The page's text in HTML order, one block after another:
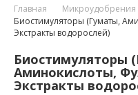
Главная
Микроудобрения
Биостимуляторы (Гуматы,
Экстракты водорослей)
Биостимуляторы
Аминокислоты,
Экстракты